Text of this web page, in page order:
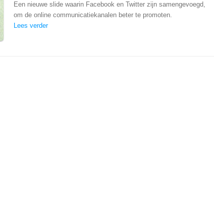
Een nieuwe slide waarin Facebook en Twitter zijn samengevoegd,
om de online communicatiekanalen beter te promoten.
Lees verder